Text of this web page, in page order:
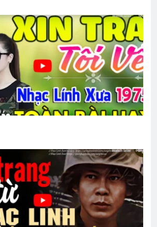
Một tài liệu về Trường VBQG và các sĩ
quan tốt nghiệp
2 Years Ago
Vọng gác đêm sương
2 Years Ago
Bến cát 1972
2 Years Ago
BÀI CA “TRANH LUẬN CHỮ NGHĨA” (Lỗ
Tấn)
3 Years Ago